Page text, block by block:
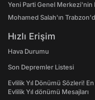
Yeni Parti Genel Merkezi'nin
Mohamed Salah'ın
Hızlı Erişim
Hava Durumu
Son Depremler Listesi
Evlilik Yıl Dönümü Sözleri!
Evlilik Yıl dönümü Mesajları